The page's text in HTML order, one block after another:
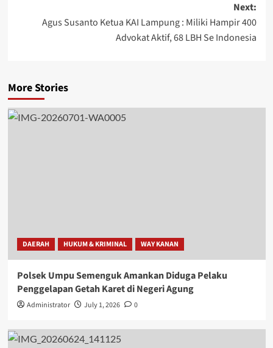
Next:
Agus Susanto Ketua KAI Lampung : Miliki Hampir 400
Advokat Aktif, 68 LBH Se Indonesia
More Stories
DAERAH HUKUM & KRIMINAL WAY KANAN
Polsek Umpu Semenguk Amankan Diduga Pelaku
Penggelapan Getah Karet di Negeri Agung
Administrator July 1, 2026 0